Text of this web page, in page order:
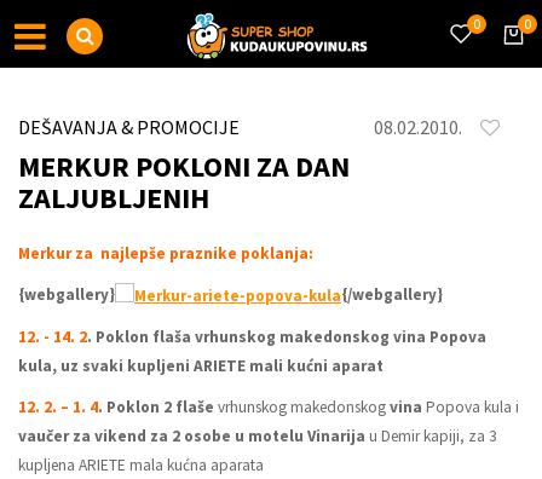
0
0
DEŠAVANJA & PROMOCIJE 08.02.2010.
MERKUR POKLONI ZA DAN
ZALJUBLJENIH
Merkur za najlepše praznike poklanja:
{webgallery}
{/webgallery}
12. - 14. 2. Poklon flaša vrhunskog makedonskog vina Popova
kula, uz svaki kupljeni ARIETE mali kućni aparat
12. 2. – 1. 4. Poklon 2 flaše vrhunskog makedonskogvina Popova kula i
vaučer za vikend za 2 osobe u motelu Vinarija u Demir kapiji, za 3
kupljena ARIETE mala kućna aparata